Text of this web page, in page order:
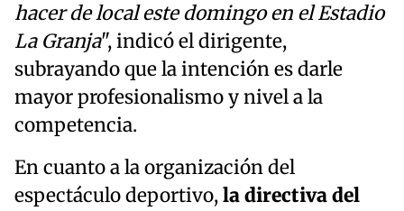
hacer de local este domingo en el Estadio
La Granja", indicó el dirigente,
subrayando que la intención es darle
mayor profesionalismo y nivel a la
competencia.
En cuanto a la organización del
espectáculo deportivo,la directiva del